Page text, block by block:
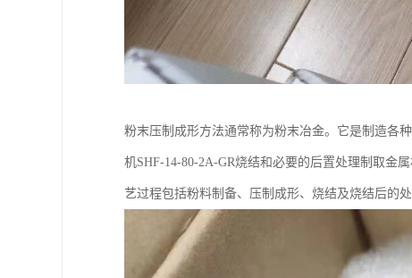
粉末压制成形方法通常称为粉末冶金。它是制造各
机SHF-14-80-2A-GR烧结和必要的后置处理制取金
艺过程包括粉料制备、压制成形、烧结及烧结后的处